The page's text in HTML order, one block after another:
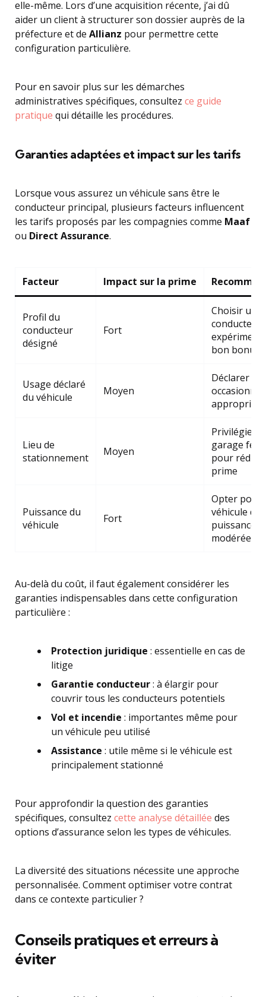
elle-même. Lors d’une acquisition récente, j’ai dû
aider un client à structurer son dossier auprès de la
préfecture et de Allianz pour permettre cette
configuration particulière.
Pour en savoir plus sur les démarches
administratives spécifiques, consultez ce guide
pratique qui détaille les procédures.
Garanties adaptées et impact sur les tarifs
Lorsque vous assurez un véhicule sans être le
conducteur principal, plusieurs facteurs influencent
les tarifs proposés par les compagnies comme Maaf
ou Direct Assurance.
Facteur Impact sur la prime
Profil du
conducteur
désigné
Fort
Choisir un
conducteur
bon bonus
Usage déclaré
du véhicule
Moyen
Déclarer
occasionnel
approprié
Lieu de
stationnement
Moyen
Privilégier
garage
pour
prime
Puissance du
véhicule
Fort
Opter pour
véhicule de
puissance
modérée
Au-delà du coût, il faut également considérer les
garanties indispensables dans cette configuration
particulière :
Protection juridique : essentielle en cas de
litige
Garantie conducteur: à élargir pour
couvrir tous les conducteurs potentiels
Vol et incendie : importantes même pour
un véhicule peu utilisé
Assistance : utile même si le véhicule est
principalement stationné
Pour approfondir la question des garanties
spécifiques, consultez cette analyse détaillée des
options d’assurance selon les types de véhicules.
La diversité des situations nécessite une approche
personnalisée. Comment optimiser votre contrat
dans ce contexte particulier ?
Conseils pratiques et erreurs à
éviter